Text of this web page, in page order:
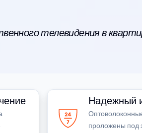
телевидения в
Надежный
проложены под